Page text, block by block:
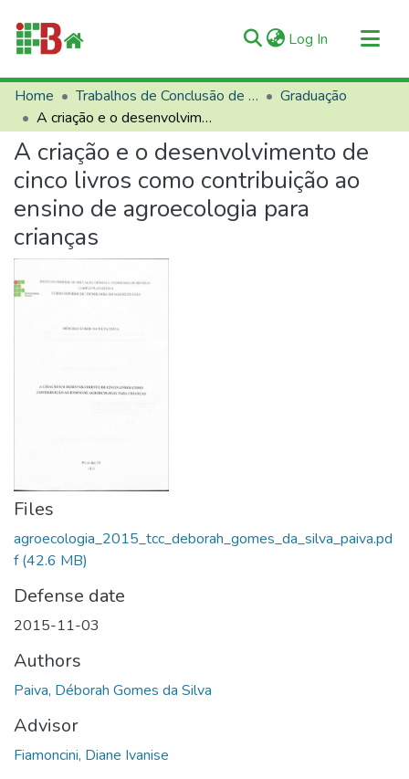
Log In (current)
Communities & Collections
All of RIIFB
Manuals and Terms
Statistics
About RIIFB
Help
Home Trabalhos de Conclusão de Curso (TCCs)
Graduação
A criação e o desenvolvimento de cinco livros como contribuição ao ensino de agroecologia para crianças
A criação e o desenvolvimento de
cinco livros como contribuição ao
ensino de agroecologia para
crianças
Files
agroecologia_2015_tcc_deborah_gomes_da_silva_paiva.pd
f(42.6 MB)
Defense date
2015-11-03
Authors
Paiva, Déborah Gomes da Silva
Advisor
Fiamoncini, Diane Ivanise